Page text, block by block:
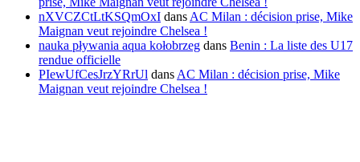
nXVCZCtLtKSQmOxI dans AC Milan : décision prise, Mike
Maignan veut rejoindre Chelsea !
nauka pływania aqua kołobrzeg dans Benin : La liste des U17
rendue officielle
PIewUfCesJrzYRrUl dans AC Milan : décision prise, Mike
Maignan veut rejoindre Chelsea !